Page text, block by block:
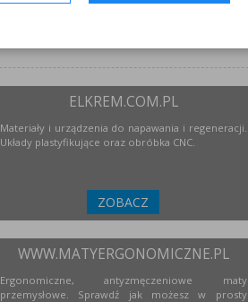
ELKREM.COM.PL
Materiały i urządzenia do napawania i regeneracji.
Układy plastyfikujące oraz obróbka CNC.
ZOBACZ
WWW.MATYERGONOMICZNE.PL
Ergonomiczne, antyzmęczeniowe maty
przemysłowe. Sprawdź jak możesz w prosty